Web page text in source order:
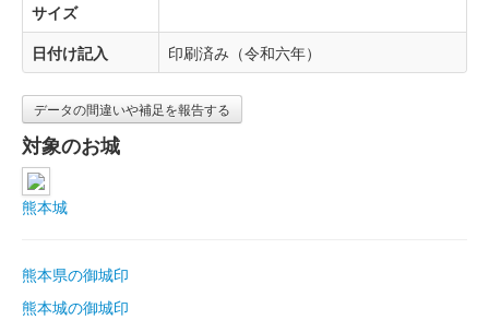
サイズ
日付け記入
印刷済み（令和六年）
データの間違いや補足を報告する
対象のお城
熊本城
熊本県の御城印
熊本城の御城印